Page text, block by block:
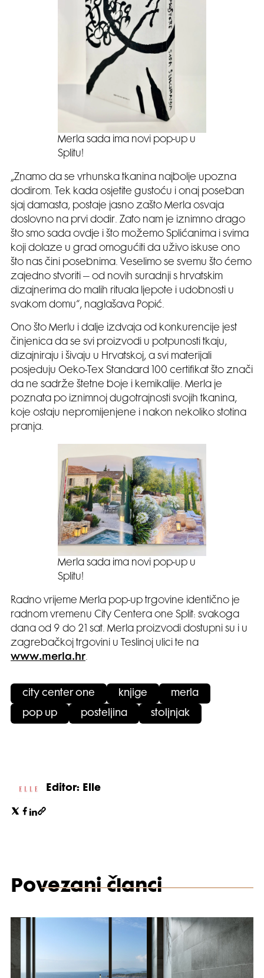
Merla sada ima novi pop-up u
Splitu!
„Znamo da se vrhunska tkanina najbolje upozna
dodirom. Tek kada osjetite gustoću i onaj poseban
sjaj damasta, postaje jasno zašto Merla osvaja
doslovno na prvi dodir. Zato nam je iznimno drago
što smo sada ovdje i što možemo Splićanima i svima
koji dolaze u grad omogućiti da uživo iskuse ono
što nas čini posebnima. Veselimo se svemu što ćemo
zajedno stvoriti – od novih suradnji s hrvatskim
dizajnerima do malih rituala ljepote i udobnosti u
svakom domu“, naglašava Popić.
Ono što Merlu i dalje izdvaja od konkurencije jest
činjenica da se svi proizvodi u potpunosti tkaju,
dizajniraju i šivaju u Hrvatskoj, a svi materijali
posjeduju Oeko-Tex Standard 100 certifikat što znači
da ne sadrže štetne boje i kemikalije. Merla je
poznata po iznimnoj dugotrajnosti svojih tkanina,
koje ostaju nepromijenjene i nakon nekoliko stotina
pranja.
Merla sada ima novi pop-up u
Splitu!
Radno vrijeme Merla pop-up trgovine identično je
radnom vremenu City Centera one Split: svakoga
dana od 9 do 21 sat. Merla proizvodi dostupni su i u
zagrebačkoj trgovini u Teslinoj ulici te na
www.merla.hr.
city center one knjige merla
pop up posteljina stoljnjak
Editor: Elle
Povezani članci